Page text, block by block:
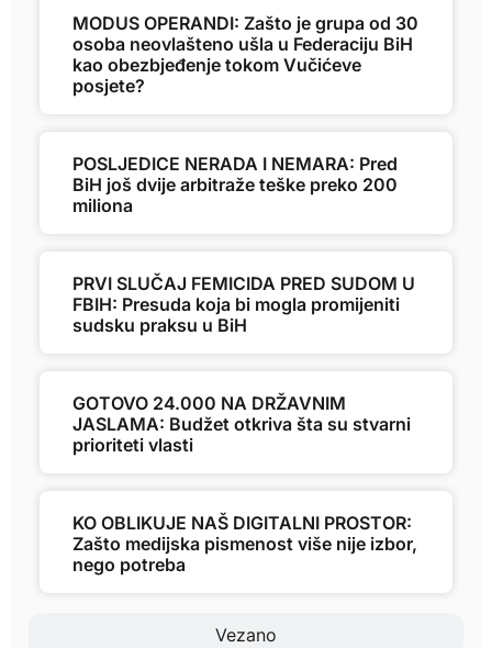
Vezano
MODUS OPERANDI: Zašto je grupa od 30
osoba neovlašteno ušla u Federaciju BiH
kao obezbjeđenje tokom Vučićeve
posjete?
POSLJEDICE NERADA I NEMARA: Pred
BiH još dvije arbitraže teške preko 200
miliona
PRVI SLUČAJ FEMICIDA PRED SUDOM U
FBIH: Presuda koja bi mogla promijeniti
sudsku praksu u BiH
GOTOVO 24.000 NA DRŽAVNIM
JASLAMA: Budžet otkriva šta su stvarni
prioriteti vlasti
KO OBLIKUJE NAŠ DIGITALNI PROSTOR:
Zašto medijska pismenost više nije izbor,
nego potreba